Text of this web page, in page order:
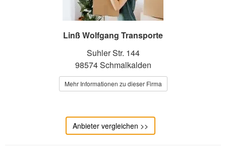
Linß Wolfgang Transporte
Suhler Str. 144
98574 Schmalkalden
Mehr Informationen zu dieser Firma
Anbieter vergleichen >>